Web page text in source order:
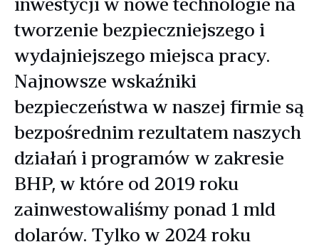
tworzenie bezpieczniejszego i
wydajniejszego miejsca pracy.
Najnowsze wskaźniki
bezpieczeństwa w naszej firmie są
bezpośrednim rezultatem naszych
działań i programów w zakresie
BHP, w które od 2019 roku
zainwestowaliśmy ponad 1 mld
dolarów. Tylko w 2024 roku